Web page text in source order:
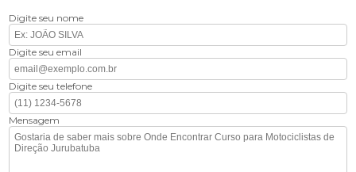
Digite seu nome
Digite seu email
Digite seu telefone
Mensagem